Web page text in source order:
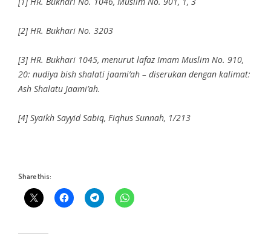
[2] HR. Bukhari No. 3203
[3] HR. Bukhari 1045, menurut lafaz Imam Muslim No. 910,
20: nudiya bish shalati jaami’ah – diserukan dengan kalimat:
Ash Shalatu Jaami’ah.
[4] Syaikh Sayyid Sabiq, Fiqhus Sunnah, 1/213
Share this: